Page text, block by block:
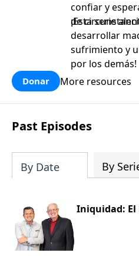
confiar y
de
¡Esta serie
desarrollar
sufrimiento y
por los demás!
Donar More resources
Past Episodes
By Date By
Iniquidad: El